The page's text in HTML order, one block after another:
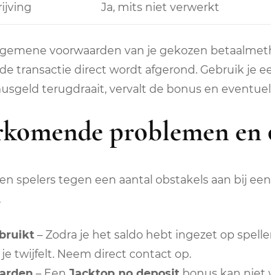
Ja, mits niet verwerkt
voorwaarden van je gekozen
transactie direct wordt afgerond. Gebruik je
terugdraait, vervalt de bonus en
problemen en
spelers tegen een aantal obstakels aan bij
– Zodra je het saldo hebt ingezet op
je twijfelt. Neem direct contact op.